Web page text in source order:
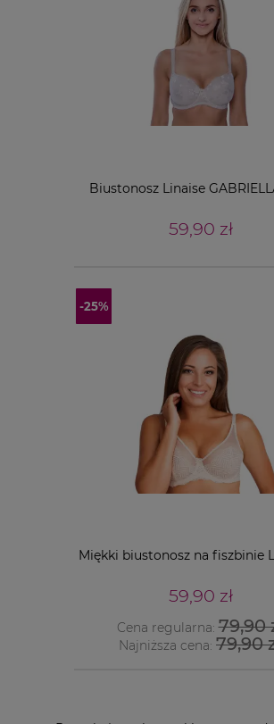
Biustonosz Linaise
59,90 zł
Miękki biustonosz na fiszbinie
59,90 zł
Cena regularna:79,90
Najniższa cena: 79,90